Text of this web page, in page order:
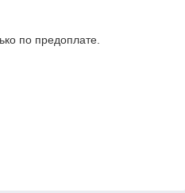
по предоплате.